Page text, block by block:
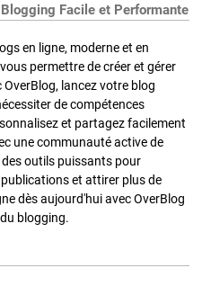
Facile et Performante
en ligne, moderne et en
permettre de créer et gérer
lancez votre blog
de compétences
et partagez facilement
une communauté active de
outils puissants pour
et attirer plus de
dès aujourd'hui avec OverBlog
blogging.